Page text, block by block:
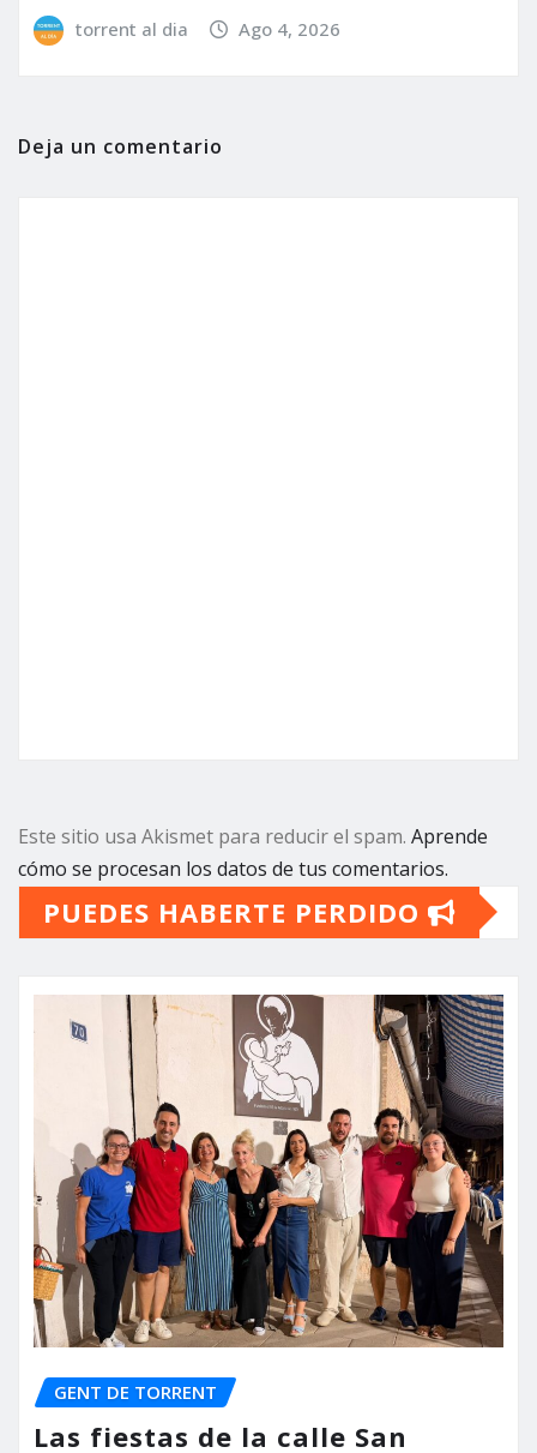
torrent al dia Ago 4, 2026
Deja un comentario
Este sitio usa Akismet para reducir el spam. Aprende
cómo se procesan los datos de tus comentarios.
PUEDES HABERTE PERDIDO
GENT DE TORRENT
Las fiestas de la calle San